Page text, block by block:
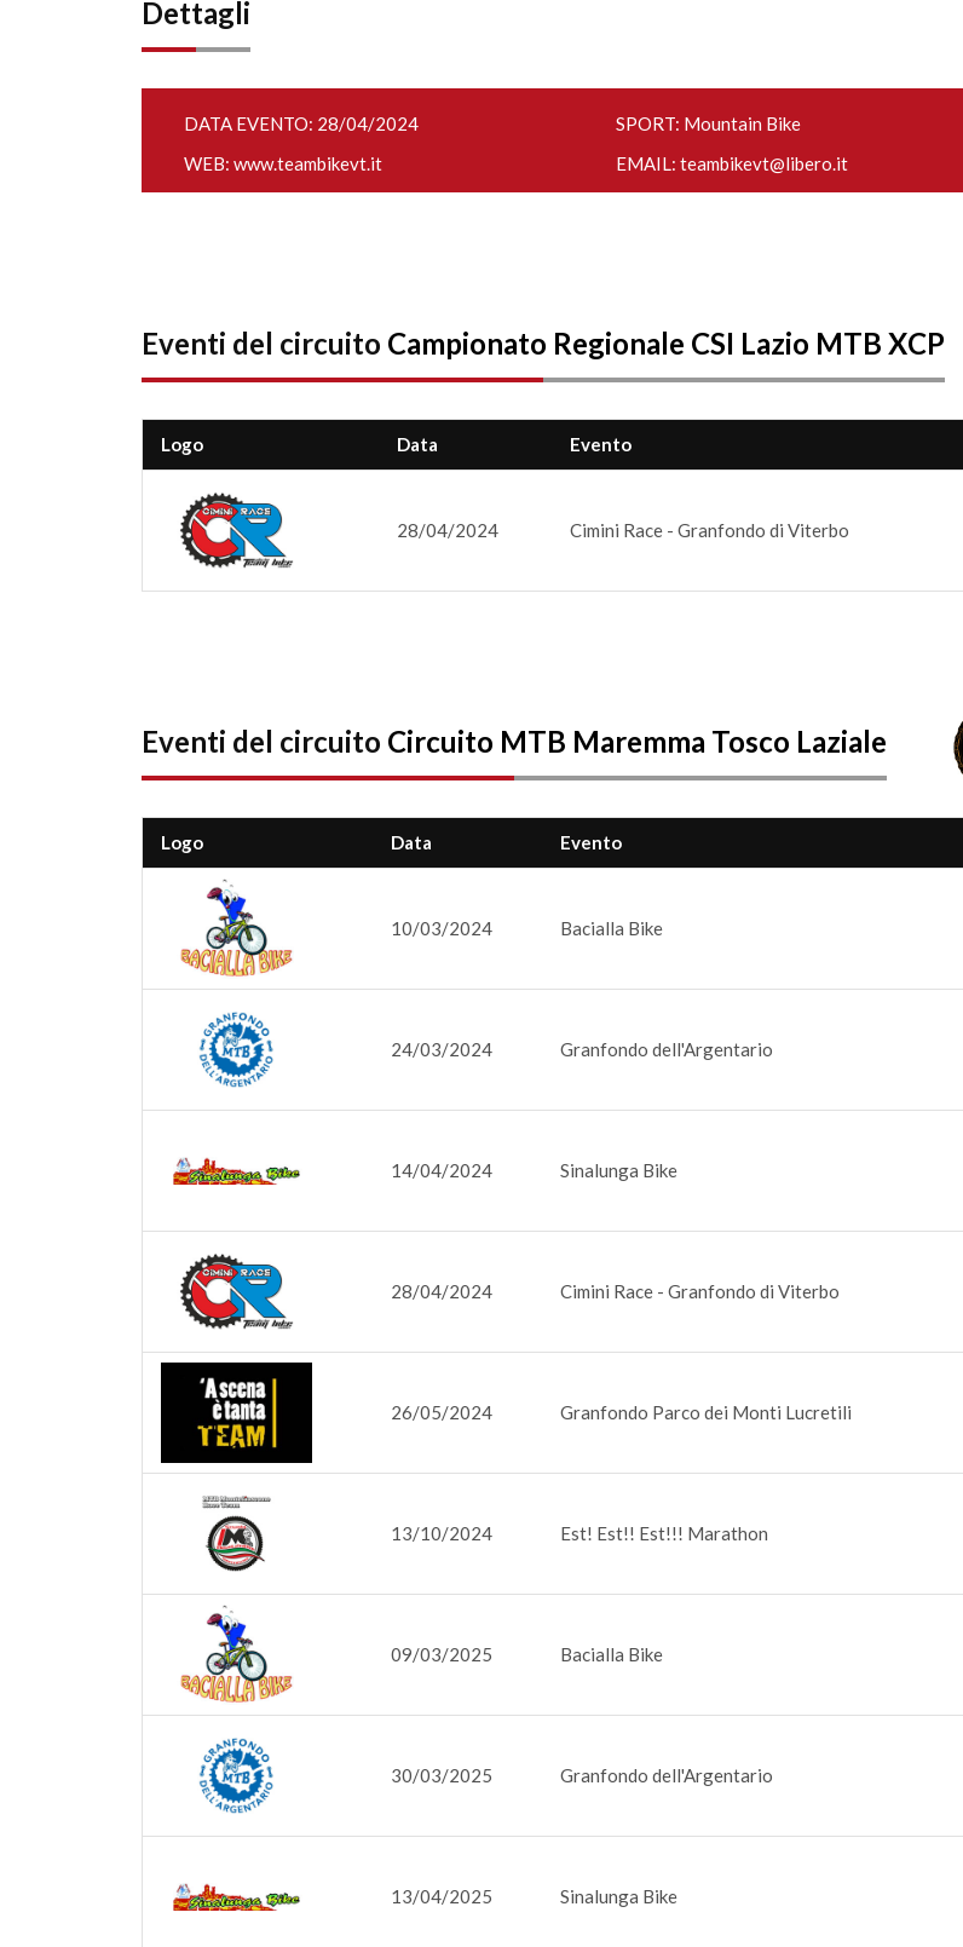
Dettagli
DATA EVENTO: 28/04/2024 SPORT: Mountain Bike
WEB: www.teambikevt.it EMAIL: teambikevt@libero.it
Eventi del circuito Campionato Regionale CSI Lazio MTB XCP
Logo Data Evento
28/04/2024 Cimini Race - Granfondo di Viterbo
Eventi del circuito Circuito MTB Maremma Tosco Laziale
Logo Data Evento
10/03/2024 Bacialla Bike
24/03/2024 Granfondo dell'Argentario
14/04/2024 Sinalunga Bike
28/04/2024 Cimini Race - Granfondo di Viterbo
26/05/2024 Granfondo Parco dei Monti Lucretili
13/10/2024 Est! Est!! Est!!! Marathon
09/03/2025 Bacialla Bike
30/03/2025 Granfondo dell'Argentario
13/04/2025 Sinalunga Bike